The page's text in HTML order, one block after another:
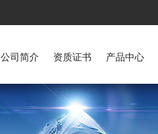
公司简介 资质证书 产品中心